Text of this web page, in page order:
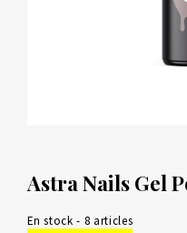
Astra Nails Gel
En stock - 8 articles